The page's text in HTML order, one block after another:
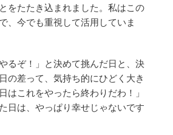
をたたき込まれました。私はこの
、今でも重視して活用していま
るぞ！」と決めて挑んだ日と、決
の差って、気持ち的にひどく大き
はこれをやったら終わりだわ！」
日は、やっぱり幸せじゃないです